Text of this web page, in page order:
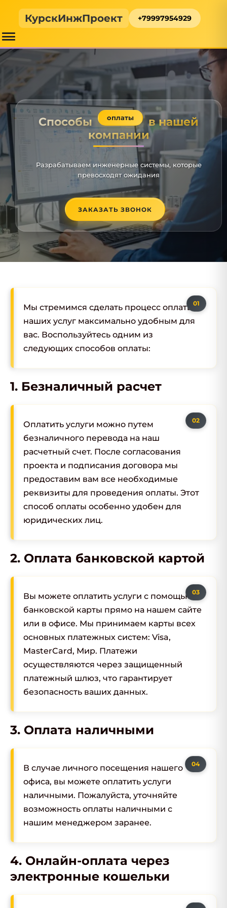
КурскИнжПроект +79997954929
Способы оплаты
в нашей
компании
Разрабатываем инженерные системы, которые
превосходят ожидания
ЗАКАЗАТЬ ЗВОНОК
Мы стремимся сделать процесс оплаты
наших услуг максимально удобным для
вас. Воспользуйтесь одним из
следующих способов оплаты:
1. Безналичный расчет
Оплатить услуги можно путем
безналичного перевода на наш
расчетный счет. После согласования
проекта и подписания договора мы
предоставим вам все необходимые
реквизиты для проведения оплаты. Этот
способ оплаты особенно удобен для
юридических лиц.
2. Оплата банковской картой
Вы можете оплатить услуги с помощью
банковской карты прямо на нашем сайте
или в офисе. Мы принимаем карты всех
основных платежных систем: Visa,
MasterCard, Мир. Платежи
осуществляются через защищенный
платежный шлюз, что гарантирует
безопасность ваших данных.
3. Оплата наличными
В случае личного посещения нашего
офиса, вы можете оплатить услуги
наличными. Пожалуйста, уточняйте
возможность оплаты наличными с
нашим менеджером заранее.
4. Онлайн-оплата через
электронные кошельки